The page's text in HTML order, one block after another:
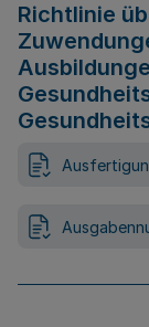
Richtlinie